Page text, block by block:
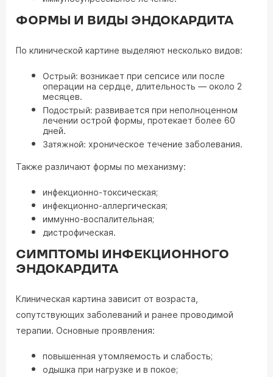
ФОРМЫ И ВИДЫ ЭНДОКАРДИТА
По клинической картине выделяют несколько видов:
Острый: возникает при сепсисе или после
операции на сердце, длительность — около 2
месяцев.
Подострый: развивается при неполноценном
лечении острой формы, протекает более 60
дней.
Затяжной: хроническое течение заболевания.
Также различают формы по механизму:
инфекционно-токсическая;
инфекционно-аллергическая;
иммунно-воспалительная;
дистрофическая.
СИМПТОМЫ ИНФЕКЦИОННОГО
ЭНДОКАРДИТА
Клиническая картина зависит от возраста,
сопутствующих заболеваний и ранее проводимой
терапии. Основные проявления:
повышенная утомляемость и слабость;
одышка при нагрузке и в покое;